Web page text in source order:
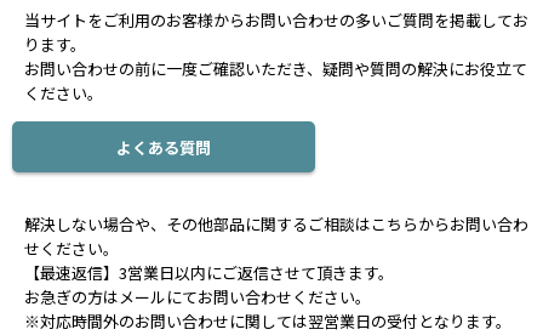
当サイトをご利用のお客様からお問い合わせの多いご質問を掲載してお
ります。
お問い合わせの前に一度ご確認いただき、疑問や質問の解決にお役立て
ください。
よくある質問
解決しない場合や、その他部品に関するご相談はこちらからお問い合わ
せください。
【最速返信】3営業日以内にご返信させて頂きます。
お急ぎの方はメールにてお問い合わせください。
※対応時間外のお問い合わせに関しては翌営業日の受付となります。